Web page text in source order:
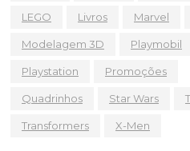
LEGO Livros Marvel
Modelagem 3D Playmobil
Playstation Promoções
Quadrinhos Star Wars
Transformers X-Men